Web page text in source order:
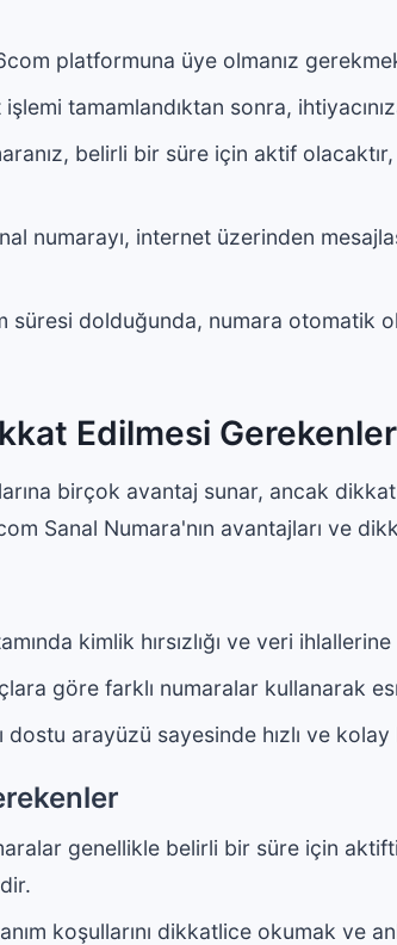
platformuna üye olmanız
işlemi tamamlandıktan sonra,
belirli bir süre için aktif
numarayı, internet üzerinden
süresi dolduğunda, numara otomatik
Edilmesi Gerekenler
birçok avantaj sunar, ancak
Sanal Numara'nın avantajları ve
kimlik hırsızlığı ve veri
göre farklı numaralar kullanarak
dostu arayüzü sayesinde hızlı ve
genellikle belirli bir süre için
koşullarını dikkatlice okumak ve